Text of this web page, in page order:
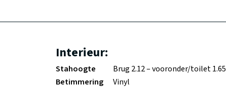
Interieur:
Stahoogte
Brug 2.12 – vooronder/toilet 1.65
Betimmering
Vinyl